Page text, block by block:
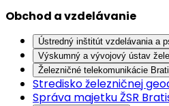
Obchod a vzdelávanie
Ústredný inštitút vzdelávania a
Výskumný a vývojový ústav
Železničné telekomunikácie
Stredisko železničnej
Správa majetku ŽSR